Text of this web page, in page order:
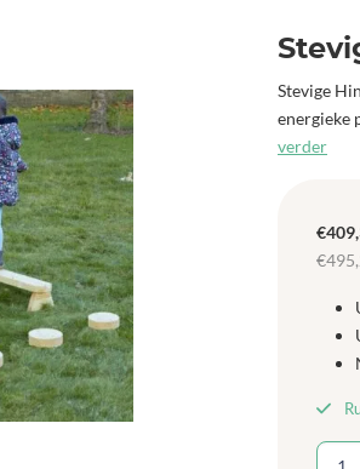
Stevige
energieke
verder
€
€
Stevige